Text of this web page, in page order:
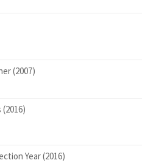
(2007)
Year (2016)